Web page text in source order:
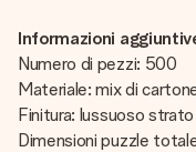
Informazioni
Numero di pezzi: 500
Materiale: mix di
Finitura: lussuoso
Dimensioni puzzle